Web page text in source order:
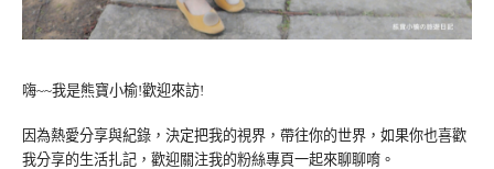
嗨~~我是熊寶小榆!歡迎來訪!
因為熱愛分享與紀錄，決定把我的視界，帶往你的世界，如果你也喜歡
我分享的生活扎記，歡迎關注我的粉絲專頁一起來聊聊唷。